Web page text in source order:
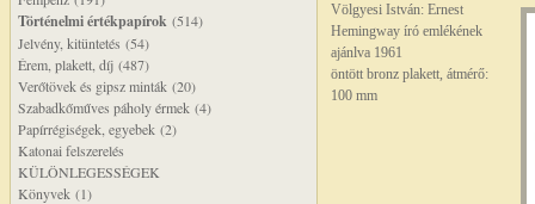
Történelmi értékpapírok (514)
Jelvény, kitüntetés (54)
Érem, plakett, díj (487)
Verőtövek és gipsz minták (20)
Szabadkőműves páholy érmek (4)
Papírrégiségek, egyebek (2)
Katonai felszerelés
KÜLÖNLEGESSÉGEK
Könyvek (1)
Völgyesi István: Ernest
Hemingway író emlékének
ajánlva 1961
öntött bronz plakett, átmérő:
100 mm